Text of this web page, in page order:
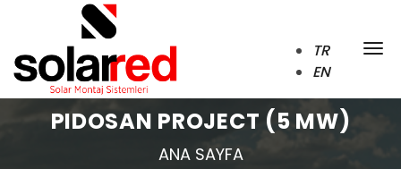
TR
EN
PIDOSAN PROJECT (5 MW)
ANA SAYFA